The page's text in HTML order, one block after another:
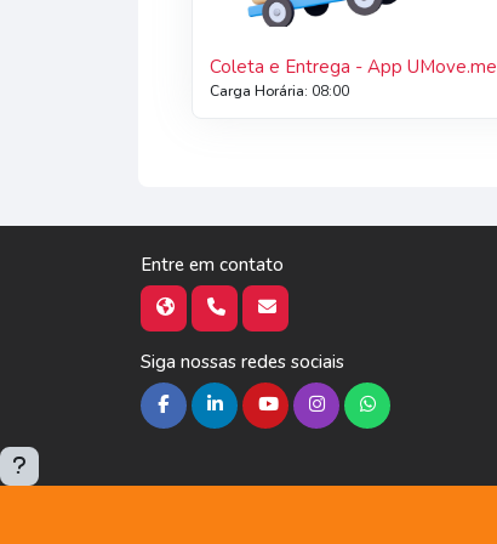
Coleta e Entrega - App UMove.me
Carga Horária: 08:00
Entre em contato
Siga nossas redes sociais